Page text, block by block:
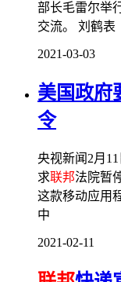
部长毛雷尔举
交流。 刘鹤表
2021-03-03
美国政府
令
央视新闻2月
求联邦法院暂
这款移动应用
中
2021-02-11